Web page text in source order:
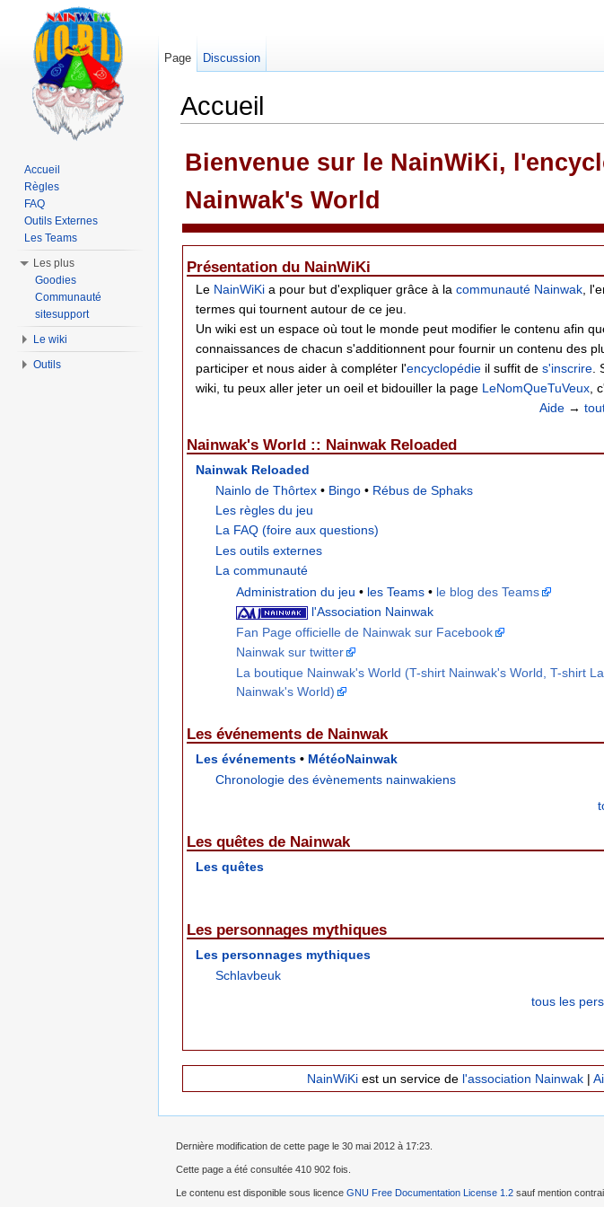
Accueil
Bienvenue sur le NainWiKi,
Nainwak's World
Présentation du NainWiKi
Le NainWiKi a pour but d'expliquer grâce à la communauté Nainwak,
termes qui tournent autour de ce jeu.
Un wiki est un espace où tout le monde peut modifier le contenu afin
connaissances de chacun s'additionnent pour fournir un contenu des
participer et nous aider à compléter l'encyclopédie il suffit de s'inscrire.
wiki, tu peux aller jeter un oeil et bidouiller la page LeNomQueTuVeux,
Aide →
Nainwak's World :: Nainwak Reloaded
Nainwak Reloaded
Nainlo de Thôrtex • Bingo • Rébus de Sphaks
Les règles du jeu
La FAQ (foire aux questions)
Les outils externes
La communauté
Administration du jeu • les Teams• le blog des Teams
l'Association Nainwak
Fan Page officielle de Nainwak sur Facebook
Nainwak sur twitter
La boutique Nainwak's World (T-shirt Nainwak's World, T-shirt
Nainwak's World)
Les événements de Nainwak
Les événements • MétéoNainwak
Chronologie des évènements nainwakiens
Les quêtes de Nainwak
Les quêtes
Les personnages mythiques
Les personnages mythiques
Schlavbeuk
tous les
NainWiKiest un service de l'association Nainwak|
Page Discussion
Accueil
Règles
FAQ
Outils Externes
Les Teams
Les plus
Goodies
Communauté
sitesupport
Le wiki
Outils
Dernière modification de cette page le 30 mai 2012 à 17:23.
Cette page a été consultée 410 902 fois.
Le contenu est disponible sous licence GNU Free Documentation License 1.2 sauf mention